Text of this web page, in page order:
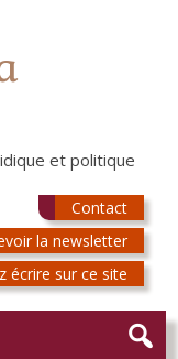
et politique
Contact
la newsletter
écrire sur ce site